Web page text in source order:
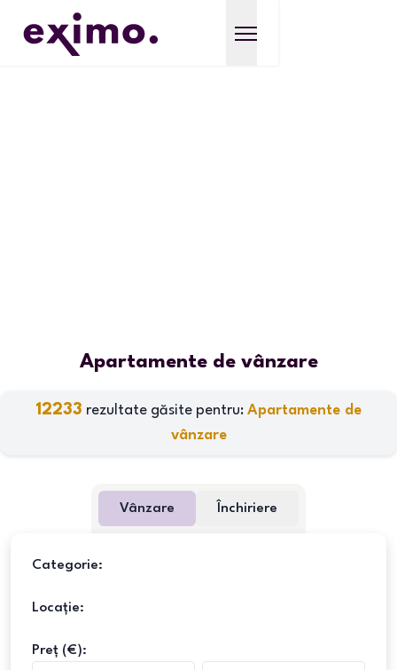
Apartamente de vânzare
12233 rezultate găsite pentru: Apartamente de
vânzare
Vânzare Închiriere
Categorie:
Locație:
Preț (€):